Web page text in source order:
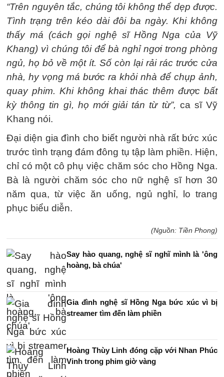
“Trên nguyên tắc, chúng tôi không thể dẹp được.
Tình trạng trên kéo dài đôi ba ngày. Khi không
thấy má (cách gọi nghệ sĩ Hồng Nga của Vỹ
Khang) vì chúng tôi để bà nghỉ ngơi trong phòng
ngủ, họ bỏ về một ít. Số còn lại rải rác trước cửa
nhà, hy vọng má bước ra khỏi nhà để chụp ảnh,
quay phim. Khi không khai thác thêm được bất
kỳ thông tin gì, họ mới giải tán từ từ”, ca sĩ Vỹ
Khang nói.
Đại diện gia đình cho biết người nhà rất bức xúc
trước tình trạng đám đông tụ tập làm phiền. Hiện,
chỉ có một cô phụ việc chăm sóc cho Hồng Nga.
Bà là người chăm sóc cho nữ nghệ sĩ hơn 30
năm qua, từ việc ăn uống, ngủ nghỉ, lo trang
phục biểu diễn.
(Nguồn: Tiền Phong)
Say hào quang, nghệ sĩ nghĩ mình là 'ông
hoàng, bà chúa'
Gia đình nghệ sĩ Hồng Nga bức xúc vì bị
streamer tìm đến làm phiền
Hoàng Thùy Linh đóng cặp với Nhan Phúc
Vinh trong phim giờ vàng